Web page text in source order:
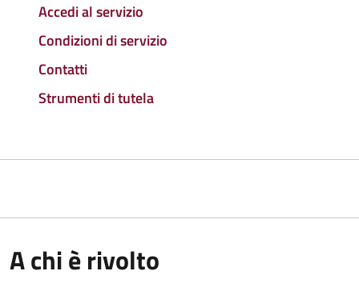
Accedi al servizio
Condizioni di servizio
Contatti
Strumenti di tutela
A chi è rivolto